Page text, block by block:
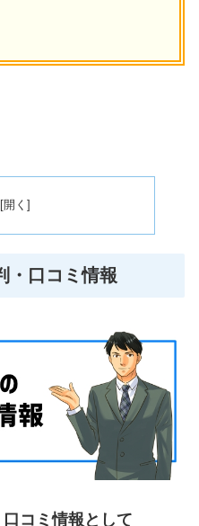
・口コミ情報
コミ情報として